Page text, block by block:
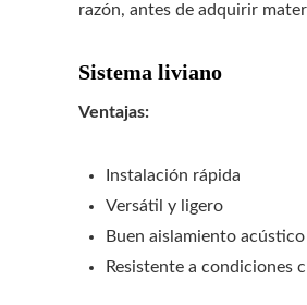
razón, antes de adquirir
Sistema liviano
Ventajas:
Instalación rápida
Versátil y ligero
Buen aislamiento
Resistente a condiciones